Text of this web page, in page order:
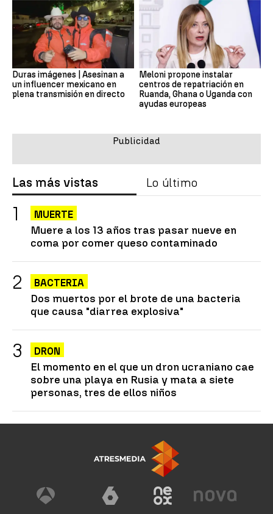
Duras imágenes | Asesinan a
un influencer mexicano en
plena transmisión en directo
Meloni propone instalar
centros de repatriación en
Ruanda, Ghana o Uganda con
ayudas europeas
Las más vistas Lo último
MUERTE
Muere a los 13 años tras pasar nueve en
coma por comer queso contaminado
BACTERIA
Dos muertos por el brote de una bacteria
que causa "diarrea explosiva"
DRON
El momento en el que un dron ucraniano cae
sobre una playa en Rusia y mata a siete
personas, tres de ellos niños